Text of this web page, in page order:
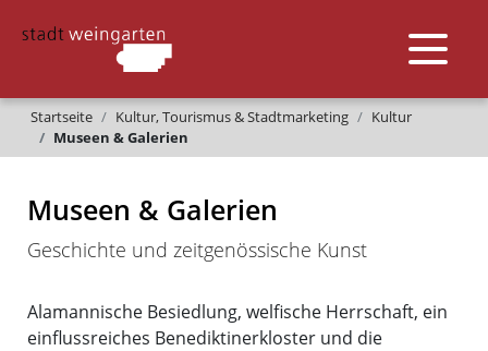
Startseite Kultur, Tourismus & Stadtmarketing
Kultur
Museen & Galerien
Museen & Galerien
Geschichte und zeitgenössische Kunst
Alamannische Besiedlung, welfische Herrschaft, ein
einflussreiches Benediktinerkloster und die